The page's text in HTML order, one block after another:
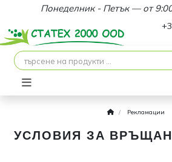
Понеделник - Петък — от
Рекламации
УCЛOВИЯ ЗA